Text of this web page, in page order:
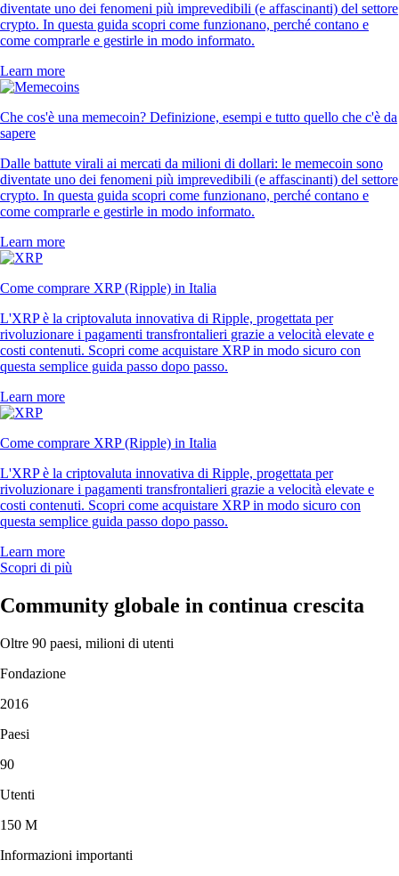
diventate uno dei fenomeni più imprevedibili (e affascinanti) del settore
crypto. In questa guida scopri come funzionano, perché contano e
come comprarle e gestirle in modo informato.
Learn more
Che cos'è una memecoin? Definizione, esempi e tutto quello che c'è da
sapere
Dalle battute virali ai mercati da milioni di dollari: le memecoin sono
diventate uno dei fenomeni più imprevedibili (e affascinanti) del settore
crypto. In questa guida scopri come funzionano, perché contano e
come comprarle e gestirle in modo informato.
Learn more
Come comprare XRP (Ripple) in Italia
L'XRP è la criptovaluta innovativa di Ripple, progettata per
rivoluzionare i pagamenti transfrontalieri grazie a velocità elevate e
costi contenuti. Scopri come acquistare XRP in modo sicuro con
questa semplice guida passo dopo passo.
Learn more
Come comprare XRP (Ripple) in Italia
L'XRP è la criptovaluta innovativa di Ripple, progettata per
rivoluzionare i pagamenti transfrontalieri grazie a velocità elevate e
costi contenuti. Scopri come acquistare XRP in modo sicuro con
questa semplice guida passo dopo passo.
Learn more
Scopri di più
Community globale in continua crescita
Oltre 90 paesi, milioni di utenti
Fondazione
2016
Paesi
90
Utenti
150 M
Informazioni importanti